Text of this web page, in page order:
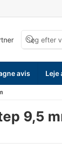
avis Leje
9,5